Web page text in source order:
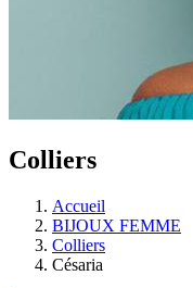
Colliers
Accueil
BIJOUX FEMME
Colliers
Césaria